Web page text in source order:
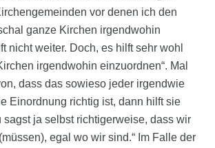
vor denen ich den
ganze Kirchen irgendwohin
nicht weiter. Doch, es hilft sehr wohl
irgendwohin einzuordnen“. Mal
dass das sowieso jeder irgendwie
Einordnung richtig ist, dann hilft sie
sagst ja selbst richtigerweise, dass wir
egal wo wir sind.“ Im Falle der